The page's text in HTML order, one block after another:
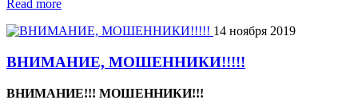
Read more
14 ноября 2019
ВНИМАНИЕ, МОШЕННИКИ!!!!!
ВНИМАНИЕ!!! МОШЕННИКИ!!!